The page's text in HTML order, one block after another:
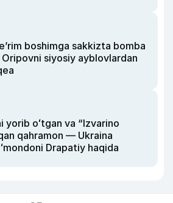
boshimga sakkizta bomba
Oripovni siyosiy ayblovlardan
yorib oʻtgan va “Izvarino
qahramon — Ukraina
Drapatiy haqida